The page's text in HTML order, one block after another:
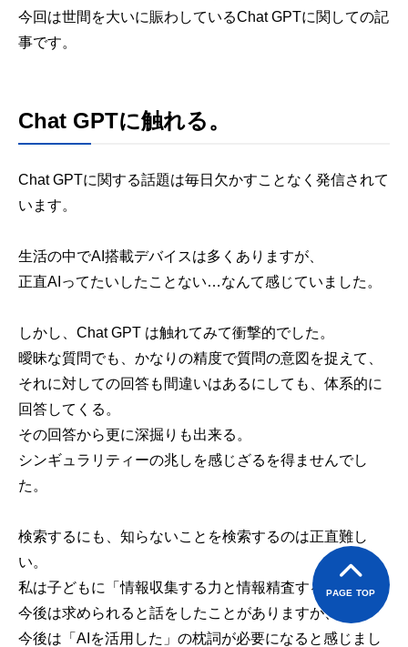
PAGE TOP
今回は世間を大いに賑わしているChat GPTに関しての記
事です。
Chat GPTに触れる。
Chat GPTに関する話題は毎日欠かすことなく発信されて
います。
生活の中でAI搭載デバイスは多くありますが、
正直AIってたいしたことない…なんて感じていました。
しかし、Chat GPT は触れてみて衝撃的でした。
曖昧な質問でも、かなりの精度で質問の意図を捉えて、
それに対しての回答も間違いはあるにしても、体系的に
回答してくる。
その回答から更に深掘りも出来る。
シンギュラリティーの兆しを感じざるを得ませんでし
た。
検索するにも、知らないことを検索するのは正直難し
い。
私は子どもに「情報収集する力と情報精査する力」が
今後は求められると話をしたことがありますが、
今後は「AIを活用した」の枕詞が必要になると感じまし